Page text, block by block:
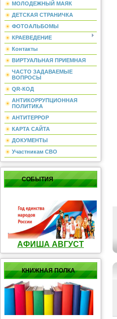
МОЛОДЕЖНЫЙ МАЯК
ДЕТСКАЯ СТРАНИЧКА
ФОТОАЛЬБОМЫ
КРАЕВЕДЕНИЕ
Контакты
ВИРТУАЛЬНАЯ ПРИЕМНАЯ
ЧАСТО ЗАДАВАЕМЫЕ
ВОПРОСЫ
QR-КОД
АНТИКОРРУПЦИОННАЯ
ПОЛИТИКА
АНТИТЕРРОР
КАРТА САЙТА
ДОКУМЕНТЫ
Участникам СВО
СОБЫТИЯ
АФИША АВГУСТ
КНИЖНАЯ ПОЛКА